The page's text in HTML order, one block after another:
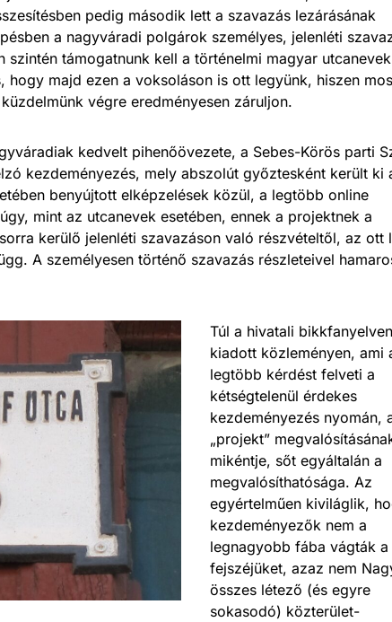
pedig második lett a szavazás lezárásának
a nagyváradi polgárok személyes, jelenléti
szintén támogatnunk kell a történelmi magyar utcanevek
hogy majd ezen a voksoláson is ott legyünk, hiszen
végre eredményesen záruljon.
kedvelt pihenőövezete, a Sebes-Körös parti
kezdeményezés, mely abszolút győztesként került ki
benyújtott elképzelések közül, a legtöbb online
mint az utcanevek esetében, ennek a projektnek a
kerülő jelenléti szavazáson való részvételtől, az ott
A személyesen történő szavazás részleteivel
Túl a hivatali bikkfanyelven
kiadott közleményen, ami
legtöbb kérdést felveti a
kétségtelenül érdekes
kezdeményezés nyomán,
„projekt”
mikéntje, sőt egyáltalán a
megvalósíthatósága. Az
egyértelműen kiviláglik,
kezdeményezők nem a
legnagyobb fába vágták a
fejszéjüket, azaz nem
összes létező (és egyre
sokasodó) közterület-